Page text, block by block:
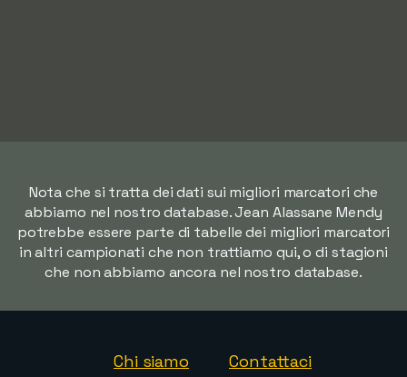
Nota che si tratta dei dati sui migliori marcatori che
abbiamo nel nostro database. Jean Alassane Mendy
potrebbe essere parte di tabelle dei migliori marcatori
in altri campionati che non trattiamo qui, o di stagioni
che non abbiamo ancora nel nostro database.
Chi siamo Contattaci